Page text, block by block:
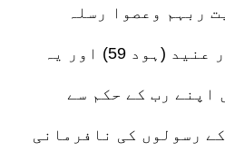
ربہم وعصوا رسلہ
واتبعوا امرکل جبار عنید (ہود 59) اور یہ
اپنے رب کے حکم سے
رسولوں کی نافرمانی